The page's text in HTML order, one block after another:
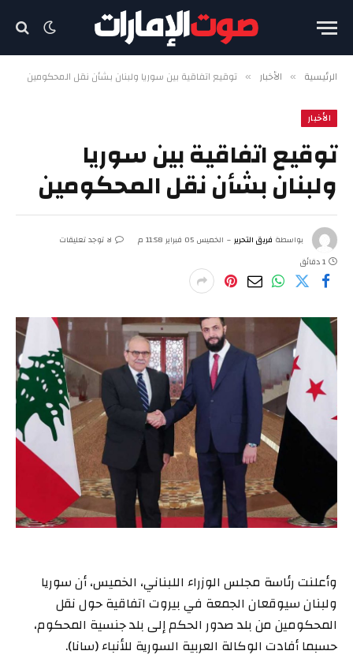
الرئيسية » الأخبار » توقيع اتفاقية بين سوريا ولبنان بشأن نقل المحكومين
الأخبار
توقيع اتفاقية بين سوريا
ولبنان بشأن نقل المحكومين
بواسطة فريق التحرير الخميس 05 فبراير 11:58 م
لا توجد تعليقات
1 دقائق
وأعلنت رئاسة مجلس الوزراء اللبناني، الخميس، أن سوريا
ولبنان سيوقعان الجمعة في بيروت اتفاقية حول نقل
المحكومين من بلد صدور الحكم إلى بلد جنسية المحكوم،
حسبما أفادت الوكالة العربية السورية للأنباء (سانا).